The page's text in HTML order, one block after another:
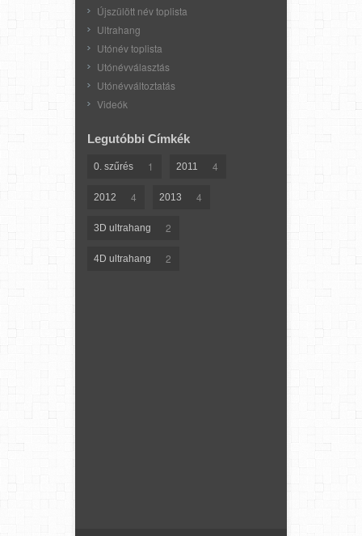
Újszülött név toplista
Ultrahang
Utónév toplista
Utónévválasztás
Utónévváltoztatás
Videók
Legutóbbi Címkék
0. szűrés 1 2011 4
2012 4 2013 4
3D ultrahang 2
4D ultrahang 2